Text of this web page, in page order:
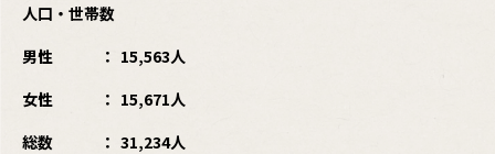
人口・世帯数
男性
15,563人
女性
15,671人
総数
31,234人